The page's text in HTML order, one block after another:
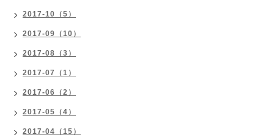
2017-10（5）
2017-09（10）
2017-08（3）
2017-07（1）
2017-06（2）
2017-05（4）
2017-04（15）